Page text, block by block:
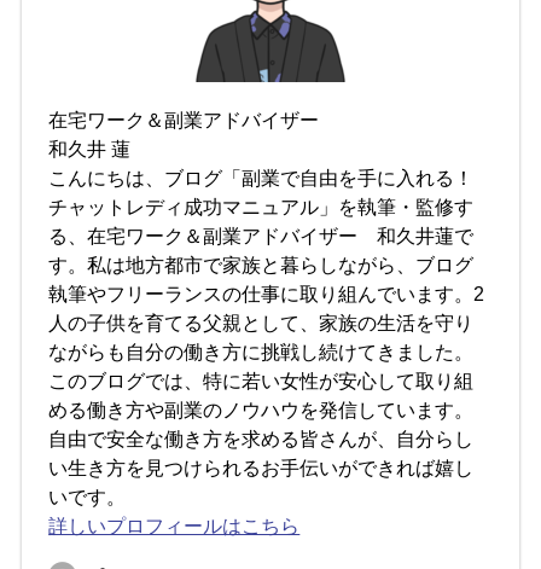
在宅ワーク＆副業アドバイザー
和久井 蓮
こんにちは、ブログ「副業で自由を手に入れる！
チャットレディ成功マニュアル」を執筆・監修す
る、在宅ワーク＆副業アドバイザー 和久井蓮で
す。私は地方都市で家族と暮らしながら、ブログ
執筆やフリーランスの仕事に取り組んでいます。2
人の子供を育てる父親として、家族の生活を守り
ながらも自分の働き方に挑戦し続けてきました。
このブログでは、特に若い女性が安心して取り組
める働き方や副業のノウハウを発信しています。
自由で安全な働き方を求める皆さんが、自分らし
い生き方を見つけられるお手伝いができれば嬉し
いです。
詳しいプロフィールはこちら